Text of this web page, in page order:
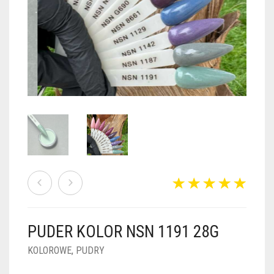
PUDRY BROKATOWE
PUDRY Z DROBINKAMI
PUDRY KOLOR PUR
PUDRY BUDUJĄCE
PUDRY DO FRENCH
PUDRY GALAXY
PUDRY SPARKLE
PUDRY TERMICZNE
PUDRY ŚWIECĄCE
FOIL DIP
KOSZYK
PUDER KOLOR NSN 1191 28G
KOLOROWE, PUDRY